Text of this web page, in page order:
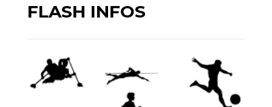
FLASH INFOS